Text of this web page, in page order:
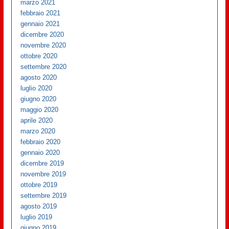
marzo 2021
febbraio 2021
gennaio 2021
dicembre 2020
novembre 2020
ottobre 2020
settembre 2020
agosto 2020
luglio 2020
giugno 2020
maggio 2020
aprile 2020
marzo 2020
febbraio 2020
gennaio 2020
dicembre 2019
novembre 2019
ottobre 2019
settembre 2019
agosto 2019
luglio 2019